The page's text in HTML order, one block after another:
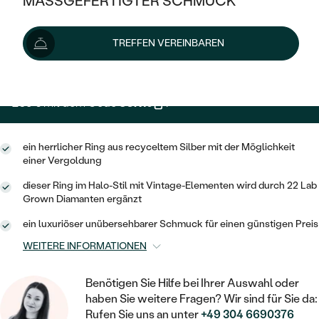
KLASSISCH
MEMOIRE
V-FORM
VINTAGE
AUSSERGEWÖHNLICHE
GEHÄMMERTE
VON HAND GRAVIERTE
MIT MEHREREN DIAMANTEN
HALO
VINTAGE
IM SET
AUSSERGEWÖHNLICH
DIAMANTEN ZUM EINFASSEN
AUSVERKAUF
WENN SCHMUCK HILFT
NACH TYP
RINGE
ANHÄNGER / KETTEN
ARMBÄNDER
SCHMUCKSET
HERRENSCHMUCK
PLATIN
OHRSTECKER
CREOLEN
MINIMALISTISCHE
OHRHÄNGER
HERZ
GOLD
SILBER
SOLITÄR
ZUR GEBURT EINES KINDES
PERSONALISIERT
MINIMALISTISCH
AUSVERKAUF
GOLD
SILBER
NACH STYL
MEMOIRE
MINIMALISTISCHE
TREFFEN VEREINBAREN
299 €
Wir liefern den Schmuck innerhalb von 3 - 4 Wochen.
Lieferoptionen
269 €mit dem CodeSUN10 .
ein herrlicher Ring aus recyceltem Silber mit der Möglichkeit
einer Vergoldung
dieser Ring im Halo-Stil mit Vintage-Elementen wird durch 22 Lab
Grown Diamanten ergänzt
ein luxuriöser unübersehbarer Schmuck für einen günstigen Preis
WEITERE INFORMATIONEN
Benötigen Sie Hilfe bei Ihrer Auswahl oder
haben Sie weitere Fragen? Wir sind für Sie da:
Rufen Sie uns an unter+49 304 6690376